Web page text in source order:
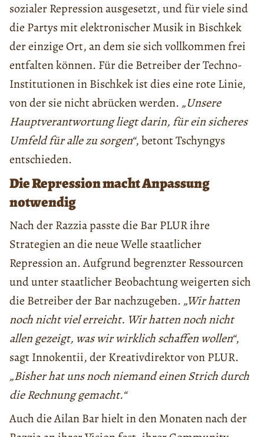
sozialer Repression ausgesetzt, und für viele sind
die Partys mit elektronischer Musik in Bischkek
der einzige Ort, an dem sie sich vollkommen frei
entfalten können. Für die Betreiber der Techno-
Institutionen in Bischkek ist dies eine rote Linie,
von der sie nicht abrücken werden. „Unsere
Hauptverantwortung liegt darin, für ein sicheres
Umfeld für alle zu sorgen“, betont Tschyngys
entschieden.
Die Repression macht Anpassung
notwendig
Nach der Razzia passte die Bar PLUR ihre
Strategien an die neue Welle staatlicher
Repression an. Aufgrund begrenzter Ressourcen
und unter staatlicher Beobachtung weigerten sich
die Betreiber der Bar nachzugeben. „Wir hatten
noch nicht viel erreicht. Wir hatten noch nicht
allen gezeigt, was wir wirklich schaffen wollen“,
sagt Innokentii, der Kreativdirektor von PLUR.
„Bisher hat uns noch niemand einen Strich durch
die Rechnung gemacht.“
Auch die Ailan Bar hielt in den Monaten nach der